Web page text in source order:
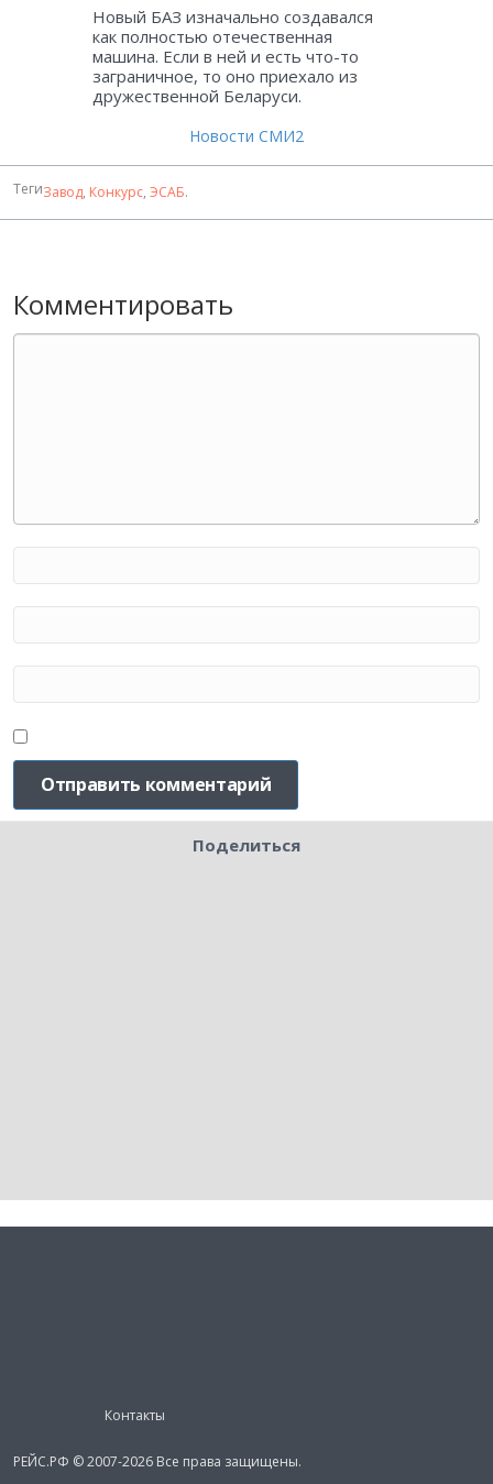
Новый БАЗ изначально создавался
как полностью отечественная
машина. Если в ней и есть что-то
заграничное, то оно приехало из
дружественной Беларуси.
Новости СМИ2
ТегиЗавод, Конкурс, ЭСАБ.
Комментировать
Поделиться
Контакты
РЕЙС.РФ © 2007-2026 Все права защищены.